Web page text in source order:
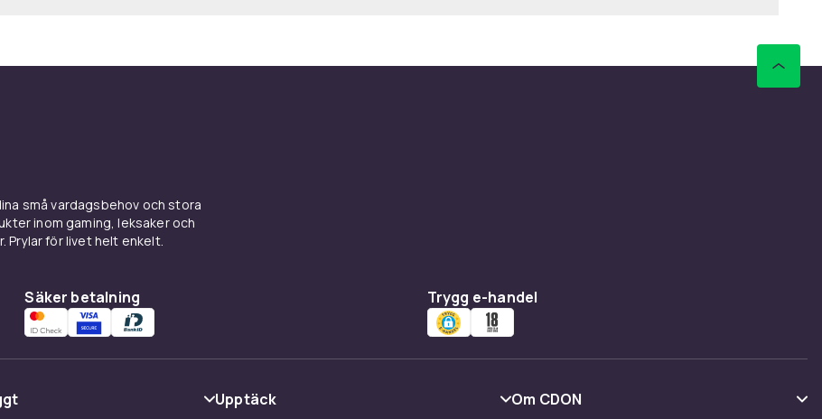
små vardagsbehov och stora
inom gaming, leksaker och
Prylar för livet helt enkelt.
Säker betalning Trygg e-handel
Upptäck
Om CDON